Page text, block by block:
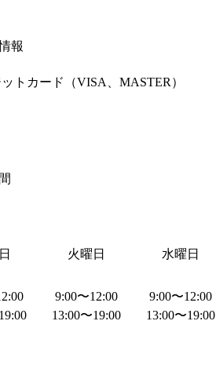
報
トカード（VISA、MASTER ）
火曜日 水曜日
19:00
9:00〜12:00
13:00〜19:00
9:00〜12:00
13:00〜19:00